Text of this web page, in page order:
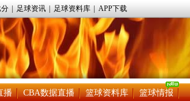
分 足球资讯 足球资料库 APP下载
播 CBA数据直播 篮球资料库 篮球情报